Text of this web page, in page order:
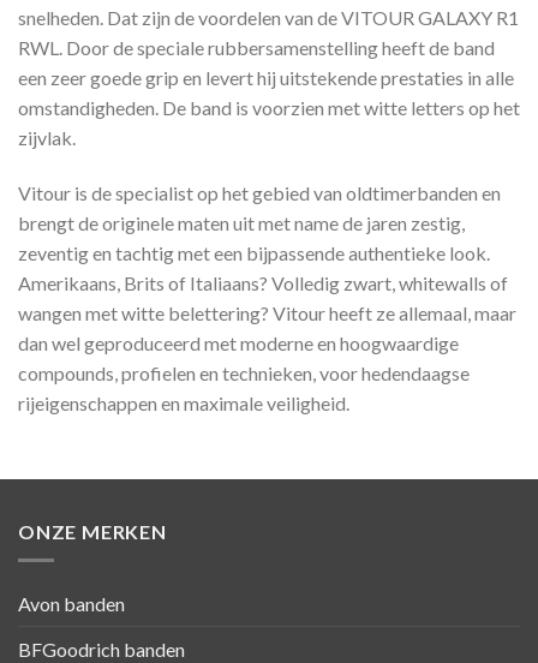
snelheden. Dat zijn de voordelen van de VITOUR GALAXY R1
RWL. Door de speciale rubbersamenstelling heeft de band
een zeer goede grip en levert hij uitstekende prestaties in alle
omstandigheden. De band is voorzien met witte letters op het
zijvlak.
Vitour is de specialist op het gebied van oldtimerbanden en
brengt de originele maten uit met name de jaren zestig,
zeventig en tachtig met een bijpassende authentieke look.
Amerikaans, Brits of Italiaans? Volledig zwart, whitewalls of
wangen met witte belettering? Vitour heeft ze allemaal, maar
dan wel geproduceerd met moderne en hoogwaardige
compounds, profielen en technieken, voor hedendaagse
rijeigenschappen en maximale veiligheid.
ONZE MERKEN
Avon banden
BFGoodrich banden